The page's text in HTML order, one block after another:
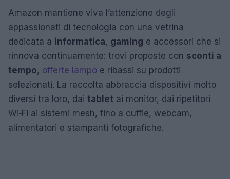
Amazon mantiene viva l’attenzione degli
appassionati di tecnologia con una vetrina
dedicata a informatica, gaming e accessori che si
rinnova continuamente: trovi proposte con sconti a
tempo, offerte lampo e ribassi su prodotti
selezionati. La raccolta abbraccia dispositivi molto
diversi tra loro, dai tablet ai monitor, dai ripetitori
Wi‑Fi ai sistemi mesh, fino a cuffie, webcam,
alimentatori e stampanti fotografiche.